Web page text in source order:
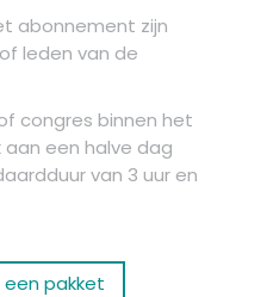
abonnement zijn
leden van de
congres binnen het
een halve dag
van 3 uur en
pakket